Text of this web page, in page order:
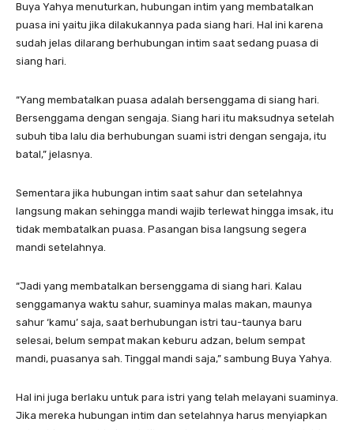
Buya Yahya menuturkan, hubungan intim yang membatalkan
puasa ini yaitu jika dilakukannya pada siang hari. Hal ini karena
sudah jelas dilarang berhubungan intim saat sedang puasa di
siang hari.
“Yang membatalkan puasa adalah bersenggama di siang hari.
Bersenggama dengan sengaja. Siang hari itu maksudnya setelah
subuh tiba lalu dia berhubungan suami istri dengan sengaja, itu
batal,” jelasnya.
Sementara jika hubungan intim saat sahur dan setelahnya
langsung makan sehingga mandi wajib terlewat hingga imsak, itu
tidak membatalkan puasa. Pasangan bisa langsung segera
mandi setelahnya.
“Jadi yang membatalkan bersenggama di siang hari. Kalau
senggamanya waktu sahur, suaminya malas makan, maunya
sahur ‘kamu’ saja, saat berhubungan istri tau-taunya baru
selesai, belum sempat makan keburu adzan, belum sempat
mandi, puasanya sah. Tinggal mandi saja,” sambung Buya Yahya.
Hal ini juga berlaku untuk para istri yang telah melayani suaminya.
Jika mereka hubungan intim dan setelahnya harus menyiapkan